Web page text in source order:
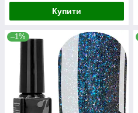
Купити
–1%